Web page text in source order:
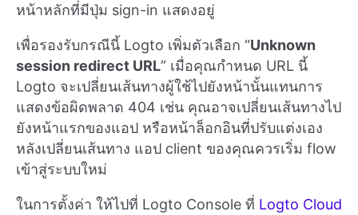
หน้าหลักที่มีปุ่ม sign-in แสดงอยู่
เพื่อรองรับกรณีนี้ Logto เพิ่มตัวเลือก “Unknown
session redirect URL” เมื่อคุณกำหนด URL นี้
Logto จะเปลี่ยนเส้นทางผู้ใช้ไปยังหน้านั้นแทนการ
แสดงข้อผิดพลาด 404 เช่น คุณอาจเปลี่ยนเส้นทางไป
ยังหน้าแรกของแอป หรือหน้าล็อกอินที่ปรับแต่งเอง
หลังเปลี่ยนเส้นทาง แอป client ของคุณควรเริ่ม flow
เข้าสู่ระบบใหม่
ในการตั้งค่า ให้ไปที่ Logto Console ที่ Logto Cloud